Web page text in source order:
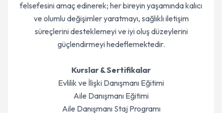
felsefesini amaç edinerek; her bireyin yaşamında kalıcı
ve olumlu değişimler yaratmayı, sağlıklı iletişim
süreçlerini desteklemeyi ve iyi oluş düzeylerini
güçlendirmeyi hedeflemektedir.
Kurslar & Sertifikalar
Evlilik ve İlişki Danışmanı Eğitimi
Aile Danışmanı Eğitimi
Aile Danışmanı Staj Programı